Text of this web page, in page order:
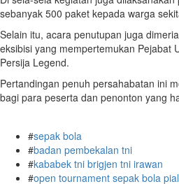
sebanyak 500 paket kepada warga
Selain itu, acara penutupan juga
eksibisi yang mempertemukan Pejabat
Persija Legend.
Pertandingan penuh persahabatan ini
bagi para peserta dan penonton yang
#sepak bola
#badan pembekalan tni
#kababek tni brigjen tni irawan
#open tournament sepak bola